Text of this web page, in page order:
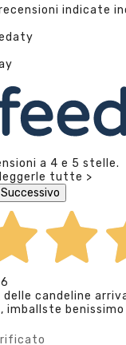
indicate
a 4 e 5 stelle.
tutte >
Successivo
delle candeline
benissimo